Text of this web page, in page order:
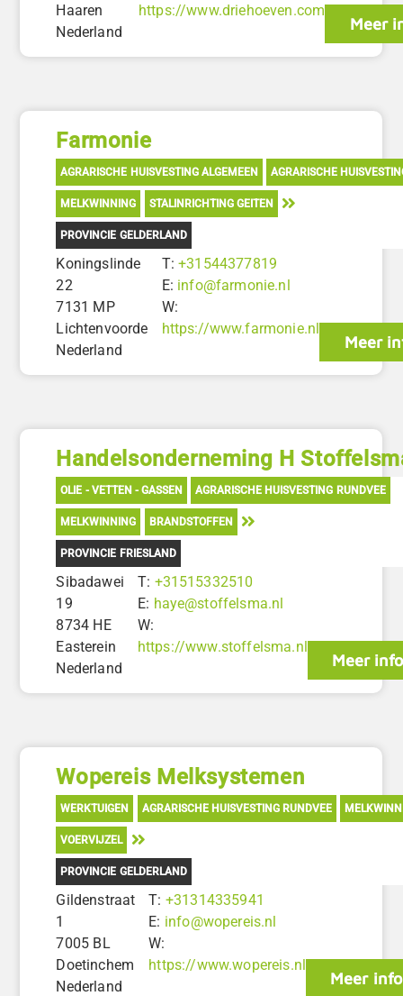
Haaren
Nederland
https://www.driehoeven.com
Meer
Farmonie
AGRARISCHE HUISVESTING ALGEMEEN AGRARISCHE
MELKWINNING STALINRICHTING GEITEN
PROVINCIE GELDERLAND
Koningslinde
22
7131 MP
Lichtenvoorde
Nederland
T:+31544377819
E: info@farmonie.nl
W:
https://www.farmonie.nl
Meer
Handelsonderneming H
OLIE - VETTEN - GASSEN AGRARISCHE HUISVESTING RUNDVEE
MELKWINNING BRANDSTOFFEN
PROVINCIE FRIESLAND
Sibadawei
19
8734 HE
Easterein
Nederland
T: +31515332510
E: haye@stoffelsma.nl
W:
https://www.stoffelsma.nl
Meer
Wopereis Melksystemen
WERKTUIGEN AGRARISCHE HUISVESTING RUNDVEE
VOERVIJZEL
PROVINCIE GELDERLAND
Gildenstraat
1
7005 BL
Doetinchem
Nederland
T: +31314335941
E: info@wopereis.nl
W:
https://www.wopereis.nl
Meer